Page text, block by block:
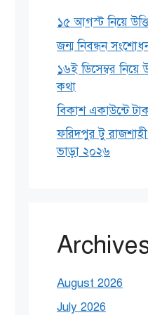
১৫ আগস্ট নিয়ে
জন্ম নিবন্ধন
১৬ই ডিসেম্বর নিয়ে
কথা
বিকাশ একাউন্টে
ফরিদপুর টু
ভাড়া ২০২৬
August 2026
July 2026